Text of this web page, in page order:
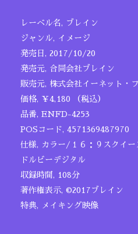
レーベル名, ブレイン
ジャンル, イメージ
発売日, 2017/10/20
発売元, 合同会社ブレイン
販売元, 株式会社イーネット・
価格, ￥4,180 （税込）
品番, ENFD-4253
POSコード, 4571369487970
仕様, カラー/１６：９スクイ
ドルビーデジタル
収録時間, 108分
著作権表示, ©2017ブレイン
特典, メイキング映像